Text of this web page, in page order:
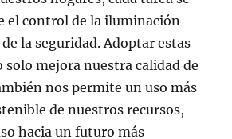
el control de la iluminación
la seguridad. Adoptar estas
mejora nuestra calidad de
nos permite un uso más
de nuestros recursos,
hacia un futuro más